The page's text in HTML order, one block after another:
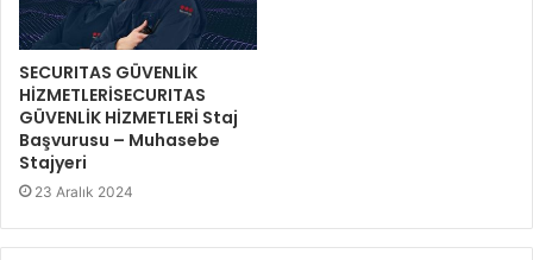
SECURITAS GÜVENLİK
HİZMETLERİSECURITAS
GÜVENLİK HİZMETLERİ Staj
Başvurusu – Muhasebe
Stajyeri
23 Aralık 2024